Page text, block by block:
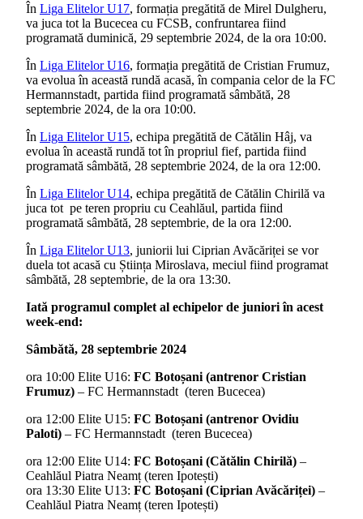
În Liga Elitelor U17, formația pregătită de Mirel Dulgheru,
va juca tot la Bucecea cu FCSB, confruntarea fiind
programată duminică, 29 septembrie 2024, de la ora 10:00.
În Liga Elitelor U16, formația pregătită de Cristian Frumuz,
va evolua în această rundă acasă, în compania celor de la FC
Hermannstadt, partida fiind programată sâmbătă, 28
septembrie 2024, de la ora 10:00.
În Liga Elitelor U15, echipa pregătită de Cătălin Hâj, va
evolua în această rundă tot în propriul fief, partida fiind
programată sâmbătă, 28 septembrie 2024, de la ora 12:00.
În Liga Elitelor U14, echipa pregătită de Cătălin Chirilă va
juca tot pe teren propriu cu Ceahlăul, partida fiind
programată sâmbătă, 28 septembrie, de la ora 12:00.
În Liga Elitelor U13, juniorii lui Ciprian Avăcăriței se vor
duela tot acasă cu Știința Miroslava, meciul fiind programat
sâmbătă, 28 septembrie, de la ora 13:30.
Iată programul complet al echipelor de juniori în acest
week-end:
Sâmbătă, 28 septembrie 2024
ora 10:00 Elite U16: FC Botoșani (antrenor Cristian
Frumuz) – FC Hermannstadt (teren Bucecea)
ora 12:00 Elite U15: FC Botoșani (antrenor Ovidiu
Paloti) – FC Hermannstadt (teren Bucecea)
ora 12:00 Elite U14: FC Botoșani (Cătălin Chirilă) –
Ceahlăul Piatra Neamț (teren Ipotești)
ora 13:30 Elite U13: FC Botoșani (Ciprian Avăcăriței) –
Ceahlăul Piatra Neamț (teren Ipotești)